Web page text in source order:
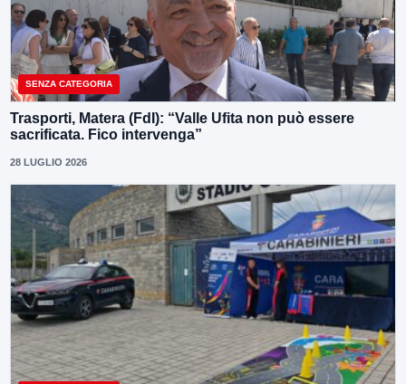
SENZA CATEGORIA
Trasporti, Matera (FdI): “Valle Ufita non può essere
sacrificata. Fico intervenga”
28 LUGLIO 2026